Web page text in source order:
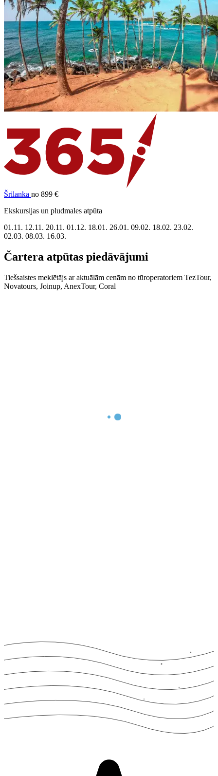
Šrilanka no 899 €
Ekskursijas un pludmales atpūta
01.11. 12.11. 20.11. 01.12. 18.01. 26.01. 09.02. 18.02. 23.02.
02.03. 08.03. 16.03.
Čartera atpūtas piedāvājumi
Tiešsaistes meklētājs ar aktuālām cenām no tūroperatoriem TezTour,
Novatours, Joinup, AnexTour, Coral